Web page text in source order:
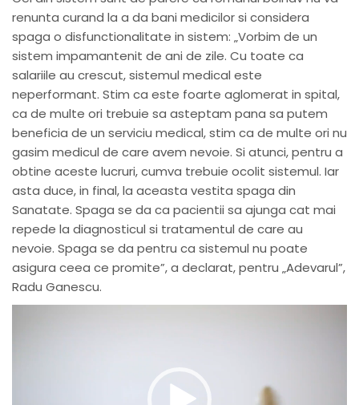
renunta curand la a da bani medicilor si considera
spaga o disfunctionalitate in sistem: „Vorbim de un
sistem impamantenit de ani de zile. Cu toate ca
salariile au crescut, sistemul medical este
neperformant. Stim ca este foarte aglomerat in spital,
ca de multe ori trebuie sa asteptam pana sa putem
beneficia de un serviciu medical, stim ca de multe ori nu
gasim medicul de care avem nevoie. Si atunci, pentru a
obtine aceste lucruri, cumva trebuie ocolit sistemul. Iar
asta duce, in final, la aceasta vestita spaga din
Sanatate. Spaga se da ca pacientii sa ajunga cat mai
repede la diagnosticul si tratamentul de care au
nevoie. Spaga se da pentru ca sistemul nu poate
asigura ceea ce promite”, a declarat, pentru „Adevarul”,
Radu Ganescu.